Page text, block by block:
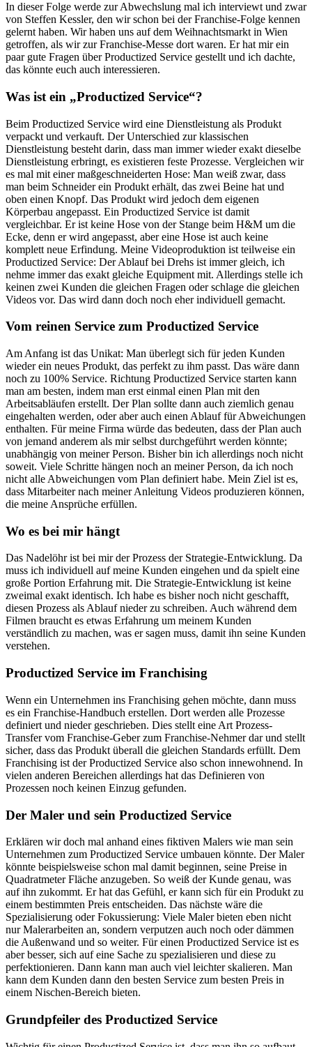
In dieser Folge werde zur Abwechslung mal ich interviewt und zwar
von Steffen Kessler, den wir schon bei der Franchise-Folge kennen
gelernt haben. Wir haben uns auf dem Weihnachtsmarkt in Wien
getroffen, als wir zur Franchise-Messe dort waren. Er hat mir ein
paar gute Fragen über Productized Service gestellt und ich dachte,
das könnte euch auch interessieren.
Was ist ein „Productized Service“?
Beim Productized Service wird eine Dienstleistung als Produkt
verpackt und verkauft. Der Unterschied zur klassischen
Dienstleistung besteht darin, dass man immer wieder exakt dieselbe
Dienstleistung erbringt, es existieren feste Prozesse. Vergleichen wir
es mal mit einer maßgeschneiderten Hose: Man weiß zwar, dass
man beim Schneider ein Produkt erhält, das zwei Beine hat und
oben einen Knopf. Das Produkt wird jedoch dem eigenen
Körperbau angepasst. Ein Productized Service ist damit
vergleichbar. Er ist keine Hose von der Stange beim H&M um die
Ecke, denn er wird angepasst, aber eine Hose ist auch keine
komplett neue Erfindung. Meine Videoproduktion ist teilweise ein
Productized Service: Der Ablauf bei Drehs ist immer gleich, ich
nehme immer das exakt gleiche Equipment mit. Allerdings stelle ich
keinen zwei Kunden die gleichen Fragen oder schlage die gleichen
Videos vor. Das wird dann doch noch eher individuell gemacht.
Vom reinen Service zum Productized Service
Am Anfang ist das Unikat: Man überlegt sich für jeden Kunden
wieder ein neues Produkt, das perfekt zu ihm passt. Das wäre dann
noch zu 100% Service. Richtung Productized Service starten kann
man am besten, indem man erst einmal einen Plan mit den
Arbeitsabläufen erstellt. Der Plan sollte dann auch ziemlich genau
eingehalten werden, oder aber auch einen Ablauf für Abweichungen
enthalten. Für meine Firma würde das bedeuten, dass der Plan auch
von jemand anderem als mir selbst durchgeführt werden könnte;
unabhängig von meiner Person. Bisher bin ich allerdings noch nicht
soweit. Viele Schritte hängen noch an meiner Person, da ich noch
nicht alle Abweichungen vom Plan definiert habe. Mein Ziel ist es,
dass Mitarbeiter nach meiner Anleitung Videos produzieren können,
die meine Ansprüche erfüllen.
Wo es bei mir hängt
Das Nadelöhr ist bei mir der Prozess der Strategie-Entwicklung. Da
muss ich individuell auf meine Kunden eingehen und da spielt eine
große Portion Erfahrung mit. Die Strategie-Entwicklung ist keine
zweimal exakt identisch. Ich habe es bisher noch nicht geschafft,
diesen Prozess als Ablauf nieder zu schreiben. Auch während dem
Filmen braucht es etwas Erfahrung um meinem Kunden
verständlich zu machen, was er sagen muss, damit ihn seine Kunden
verstehen.
Productized Service im Franchising
Wenn ein Unternehmen ins Franchising gehen möchte, dann muss
es ein Franchise-Handbuch erstellen. Dort werden alle Prozesse
definiert und nieder geschrieben. Dies stellt eine Art Prozess-
Transfer vom Franchise-Geber zum Franchise-Nehmer dar und stellt
sicher, dass das Produkt überall die gleichen Standards erfüllt. Dem
Franchising ist der Productized Service also schon innewohnend. In
vielen anderen Bereichen allerdings hat das Definieren von
Prozessen noch keinen Einzug gefunden.
Der Maler und sein Productized Service
Erklären wir doch mal anhand eines fiktiven Malers wie man sein
Unternehmen zum Productized Service umbauen könnte. Der Maler
könnte beispielsweise schon mal damit beginnen, seine Preise in
Quadratmeter Fläche anzugeben. So weiß der Kunde genau, was
auf ihn zukommt. Er hat das Gefühl, er kann sich für ein Produkt zu
einem bestimmten Preis entscheiden. Das nächste wäre die
Spezialisierung oder Fokussierung: Viele Maler bieten eben nicht
nur Malerarbeiten an, sondern verputzen auch noch oder dämmen
die Außenwand und so weiter. Für einen Productized Service ist es
aber besser, sich auf eine Sache zu spezialisieren und diese zu
perfektionieren. Dann kann man auch viel leichter skalieren. Man
kann dem Kunden dann den besten Service zum besten Preis in
einem Nischen-Bereich bieten.
Grundpfeiler des Productized Service